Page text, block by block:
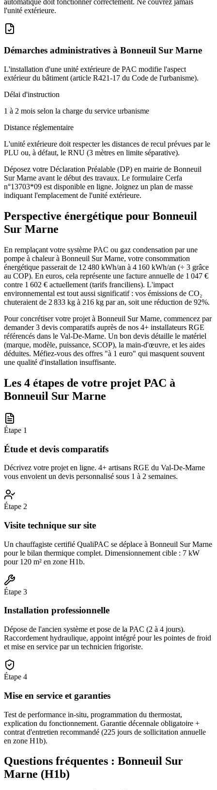
l'unité extérieure.
Démarches administratives à Bonneuil Sur Marne
L'installation d'une unité extérieure de PAC modifie l'aspect
extérieur du bâtiment (article R421-17 du Code de l'urbanisme).
Délai d'instruction
1 à 2 mois selon la charge du service urbanisme
Distance réglementaire
L'unité extérieure doit respecter les distances de recul prévues par le
PLU ou, à défaut, le RNU (3 mètres en limite séparative).
Déposez votre Déclaration Préalable (DP) en mairie de Bonneuil
Sur Marne avant le début des travaux. Le formulaire Cerfa
n°13703*09 est disponible en ligne. Joignez un plan de masse
indiquant l'emplacement de l'unité extérieure.
Perspective énergétique pour Bonneuil
Sur Marne
En remplaçant votre système PAC ou gaz condensation par une
pompe à chaleur à Bonneuil Sur Marne, votre consommation
énergétique passerait de 12 480 kWh/an à 4 160 kWh/an (÷ 3 grâce
au COP). En euros, cela représente une facture annuelle de 1 047 €
contre 1 602 € actuellement (tarifs franciliens). L'impact
environnemental est tout aussi significatif : vos émissions de CO₂
chuteraient de 2 833 kg à 216 kg par an, soit une réduction de 92%.
Pour concrétiser votre projet à Bonneuil Sur Marne, commencez par
demander 3 devis comparatifs auprès de nos 4+ installateurs RGE
référencés dans le Val-De-Marne. Un bon devis détaille le matériel
(marque, modèle, puissance, SCOP), la main-d'œuvre, et les aides
déduites. Méfiez-vous des offres "à 1 euro" qui masquent souvent
une qualité d'installation insuffisante.
Les 4 étapes de votre projet PAC à
Bonneuil Sur Marne
Étape 1
Étude et devis comparatifs
Décrivez votre projet en ligne. 4+ artisans RGE du Val-De-Marne
vous envoient un devis personnalisé sous 1 à 2 semaines.
Étape 2
Visite technique sur site
Un chauffagiste certifié QualiPAC se déplace à Bonneuil Sur Marne
pour le bilan thermique complet. Dimensionnement cible : 7 kW
pour 120 m² en zone H1b.
Étape 3
Installation professionnelle
Dépose de l'ancien système et pose de la PAC (2 à 4 jours).
Raccordement hydraulique, appoint intégré pour les pointes de froid
et mise en service par un technicien frigoriste.
Étape 4
Mise en service et garanties
Test de performance in-situ, programmation du thermostat,
explication du fonctionnement. Garantie décennale obligatoire +
contrat d'entretien recommandé (225 jours de sollicitation annuelle
en zone H1b).
Questions fréquentes : Bonneuil Sur
Marne (H1b)